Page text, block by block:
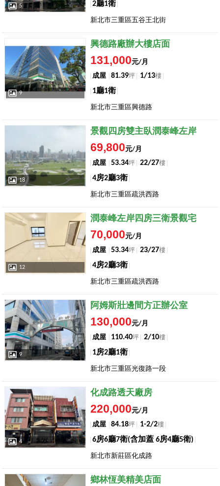
5 2廳1衛
新北市三重區五谷王北街
9
興德路廠辦大樓店面
131,000元/月
成屋
81.39坪 1/13樓
1廳1衛
新北市三重區興德路
18
景觀四房雙主臥潤泰峰左岸
69,800元/月
成屋
53.34坪 22/27樓
4房2廳3衛
新北市三重區疏洪西路
店長推薦
12
潤泰峰左岸四房三衛景觀宅
70,000元/月
成屋
53.34坪 23/27樓
4房2廳3衛
新北市三重區疏洪西路
店長推薦
9
阿姆斯壯邊間方正辦公室
130,000元/月
成屋
110.40坪 2/10樓
1房2廳1衛
新北市三重區光復路一段
店長推薦
4
化成路透天廠房
220,000元/月
成屋
84.18坪 1-2/2樓
6房6廳7衛(含加蓋 6房4廳5衛)
新北市新莊區化成路
店長推薦 鄉林恆美精美店面